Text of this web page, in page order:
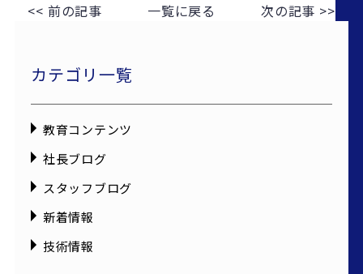
<< 前の記事 一覧に戻る 次の記事 >>
カテゴリ一覧
教育コンテンツ
社長ブログ
スタッフブログ
新着情報
技術情報